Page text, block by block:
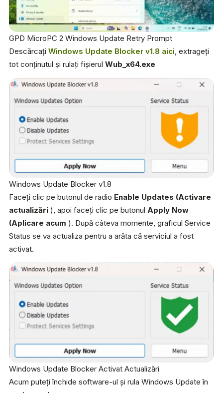
GPD MicroPC 2 Windows Update Retry Prompt
Descărcați Windows Update Blocker v1.8 aici, extrageți
tot conținutul și rulați fișierul Wub_x64.exe
Windows Update Blocker v1.8
Faceți clic pe butonul de radio Enable Updates (Activare
actualizări ), apoi faceți clic pe butonul Apply Now
(Aplicare acum ). După câteva momente, graficul Service
Status se va actualiza pentru a arăta că serviciul a fost
activat.
Windows Update Blocker Activat Actualizări
Acum puteți închide software-ul și rula Windows Update în